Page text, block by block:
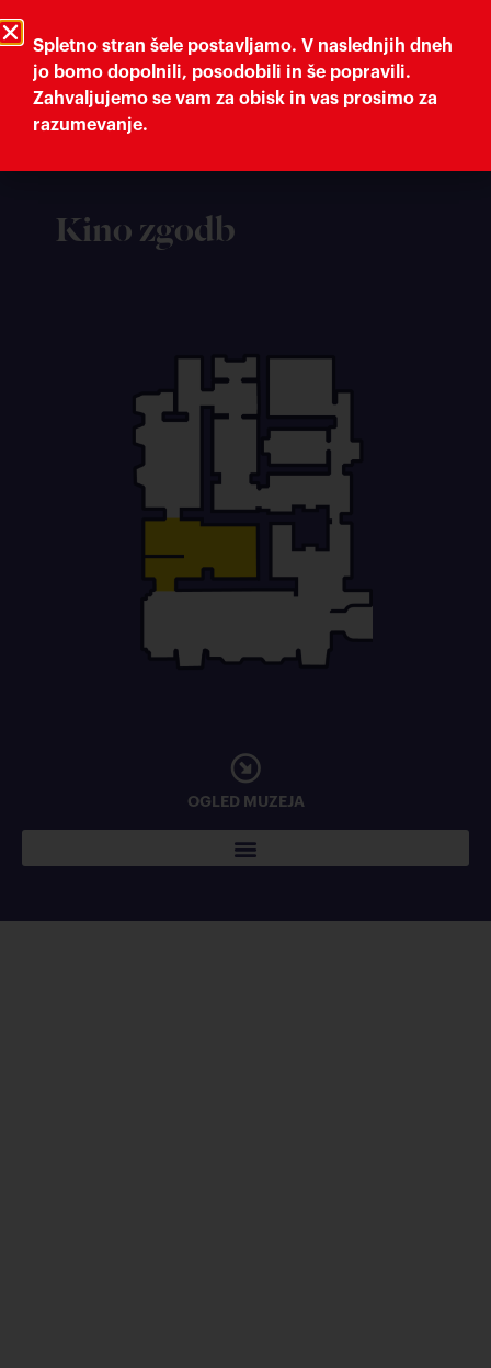
Muzej tržaške književnosti
Kino zgodb
OGLED MUZEJA
Spletno stran šele postavljamo. V naslednjih dneh
jo bomo dopolnili, posodobili in še popravili.
Zahvaljujemo se vam za obisk in vas prosimo za
razumevanje.